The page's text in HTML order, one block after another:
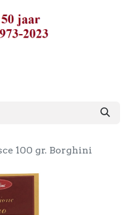
100 gr. Borghini